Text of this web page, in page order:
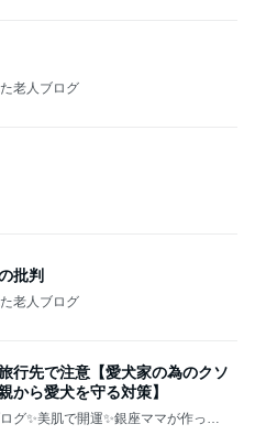
② ダリアとアオスジアゲハと
日本の風景スナップ紀行
16時間前
280円のプリン
1日前